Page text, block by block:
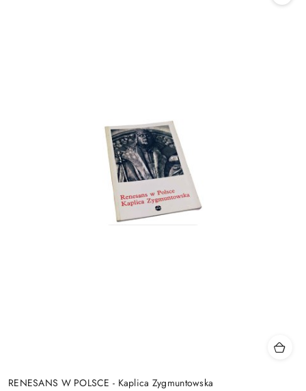
RENESANS W POLSCE - Kaplica Zygmuntowska